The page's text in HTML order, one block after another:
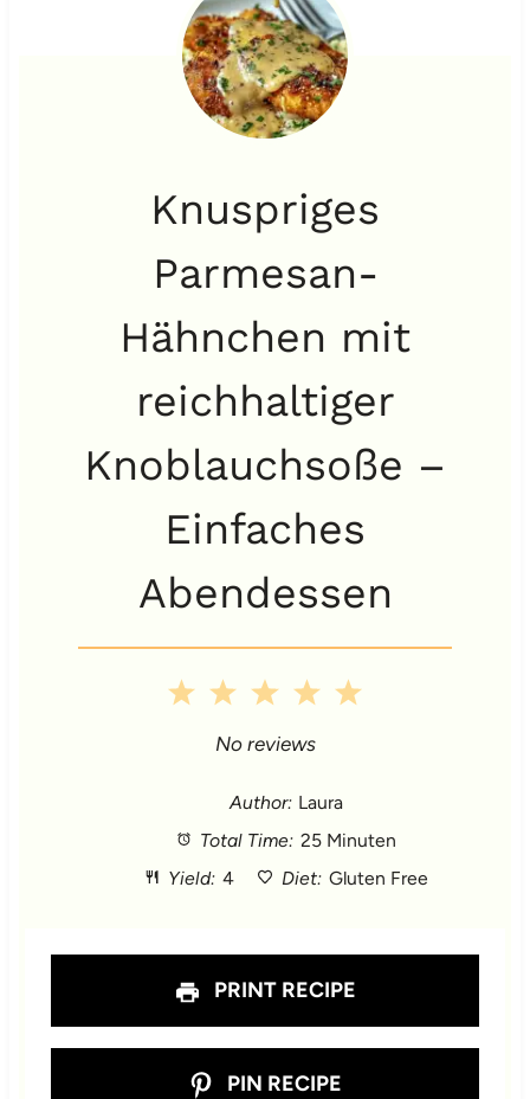
Knuspriges
Parmesan-
Hähnchen mit
reichhaltiger
Knoblauchsoße –
Einfaches
Abendessen
5
a
s
4
t
a
s
3
S
t
a
s
2
S
t
a
s
1
a
No reviews
Author: Laura
Total Time: 25 Minuten
Yield: 4 Diet: Gluten Free
PRINT RECIPE
PIN RECIPE